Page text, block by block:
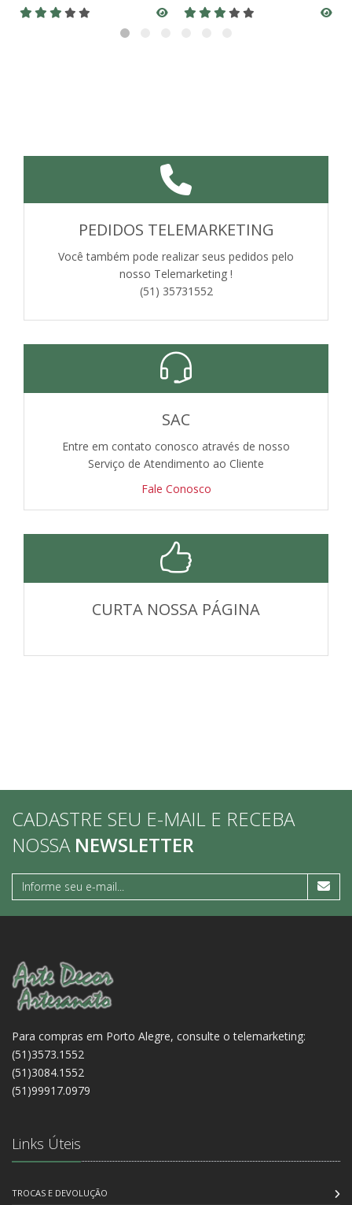
PEDIDOS TELEMARKETING
Você também pode realizar seus pedidos pelo
nosso Telemarketing !
(51) 35731552
SAC
Entre em contato conosco através de nosso
Serviço de Atendimento ao Cliente
Fale Conosco
CURTA NOSSA PÁGINA
CADASTRE SEU E-MAIL E RECEBA
NOSSA NEWSLETTER
Para compras em Porto Alegre, consulte o telemarketing:
(51)3573.1552
(51)3084.1552
(51)99917.0979
Links Úteis
TROCAS E DEVOLUÇÃO